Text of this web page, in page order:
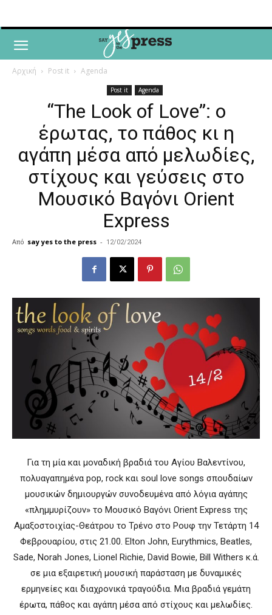
Αρχική Post it Agenda
Post it Agenda
“The Look of Love”: ο
έρωτας, το πάθος κι η
αγάπη μέσα από μελωδίες,
στίχους και γεύσεις στο
Μουσικό Βαγόνι Orient
Express
Από say yes to the press - 12/02/2024
Για τη μία και μοναδική βραδιά του Αγίου Βαλεντίνου,
πολυαγαπημένα pop, rock και soul love songs σπουδαίων
μουσικών δημιουργών συνοδευμένα από λόγια αγάπης
«πλημμυρίζουν» το Μουσικό Βαγόνι Orient Express της
Αμαξοστοιχίας-Θεάτρου το Τρένο στο Ρουφ την Τετάρτη 14
Φεβρουαρίου, στις 21.00. Elton John, Eurythmics, Beatles,
Sade, Norah Jones, Lionel Richie, David Bowie, Bill Withers κ.ά.
σε μια εξαιρετική μουσική παράσταση με δυναμικές
ερμηνείες και διαχρονικά τραγούδια. Μια βραδιά γεμάτη
έρωτα, πάθος και αγάπη μέσα από στίχους και μελωδίες.